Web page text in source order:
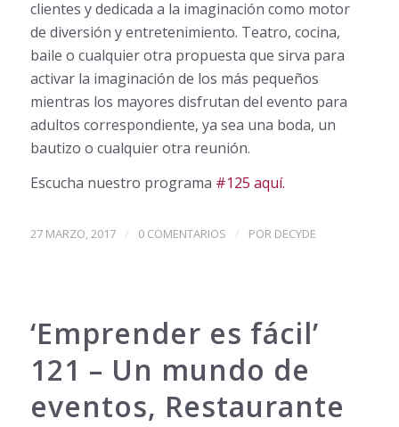
clientes y dedicada a la imaginación como motor
de diversión y entretenimiento. Teatro, cocina,
baile o cualquier otra propuesta que sirva para
activar la imaginación de los más pequeños
mientras los mayores disfrutan del evento para
adultos correspondiente, ya sea una boda, un
bautizo o cualquier otra reunión.
Escucha nuestro programa #125 aquí.
27 MARZO, 2017 / 0 COMENTARIOS / POR DECYDE
‘Emprender es fácil’
121 – Un mundo de
eventos, Restaurante